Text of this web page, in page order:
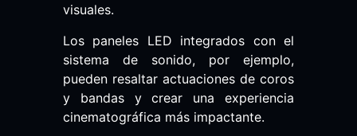
visuales.
Los paneles LED integrados con el
sistema de sonido, por ejemplo,
pueden resaltar actuaciones de coros
y bandas y crear una experiencia
cinematográfica más impactante.